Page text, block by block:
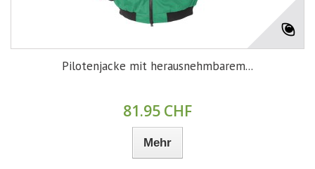
Pilotenjacke mit herausnehmbarem...
81.95 CHF
Mehr